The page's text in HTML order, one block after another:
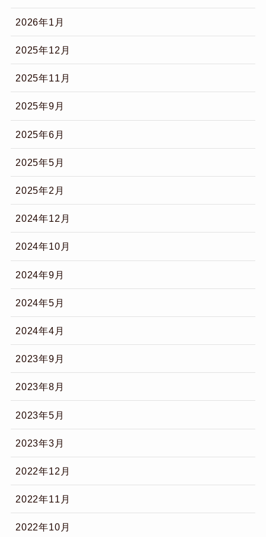
2026年1月
2025年12月
2025年11月
2025年9月
2025年6月
2025年5月
2025年2月
2024年12月
2024年10月
2024年9月
2024年5月
2024年4月
2023年9月
2023年8月
2023年5月
2023年3月
2022年12月
2022年11月
2022年10月